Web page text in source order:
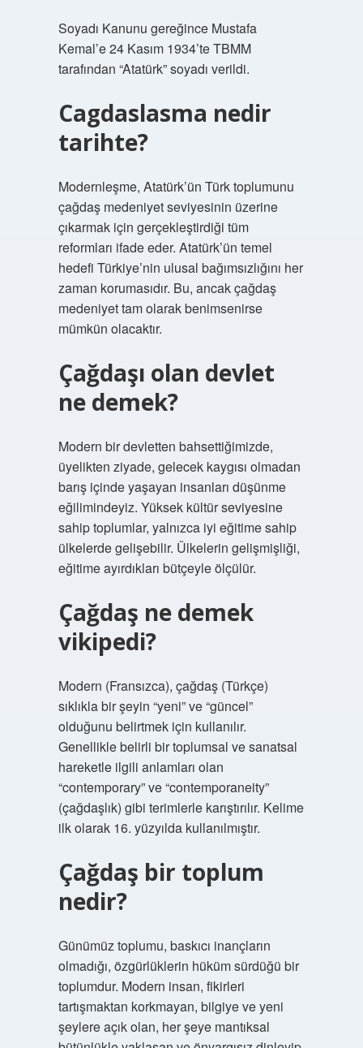
Soyadı Kanunu gereğince Mustafa
Kemal’e 24 Kasım 1934’te TBMM
tarafından “Atatürk” soyadı verildi.
Cagdaslasma nedir
tarihte?
Modernleşme, Atatürk’ün Türk toplumunu
çağdaş medeniyet seviyesinin üzerine
çıkarmak için gerçekleştirdiği tüm
reformları ifade eder. Atatürk’ün temel
hedefi Türkiye’nin ulusal bağımsızlığını her
zaman korumasıdır. Bu, ancak çağdaş
medeniyet tam olarak benimsenirse
mümkün olacaktır.
Çağdaşı olan devlet
ne demek?
Modern bir devletten bahsettiğimizde,
üyelikten ziyade, gelecek kaygısı olmadan
barış içinde yaşayan insanları düşünme
eğilimindeyiz. Yüksek kültür seviyesine
sahip toplumlar, yalnızca iyi eğitime sahip
ülkelerde gelişebilir. Ülkelerin gelişmişliği,
eğitime ayırdıkları bütçeyle ölçülür.
Çağdaş ne demek
vikipedi?
Modern (Fransızca), çağdaş (Türkçe)
sıklıkla bir şeyin “yeni” ve “güncel”
olduğunu belirtmek için kullanılır.
Genellikle belirli bir toplumsal ve sanatsal
hareketle ilgili anlamları olan
“contemporary” ve “contemporaneity”
(çağdaşlık) gibi terimlerle karıştırılır. Kelime
ilk olarak 16. yüzyılda kullanılmıştır.
Çağdaş bir toplum
nedir?
Günümüz toplumu, baskıcı inançların
olmadığı, özgürlüklerin hüküm sürdüğü bir
toplumdur. Modern insan, fikirleri
tartışmaktan korkmayan, bilgiye ve yeni
şeylere açık olan, her şeye mantıksal